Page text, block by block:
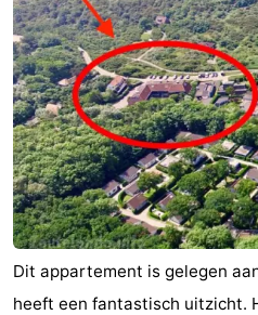
Dit appartement is gelegen
heeft een fantastisch uitzicht.